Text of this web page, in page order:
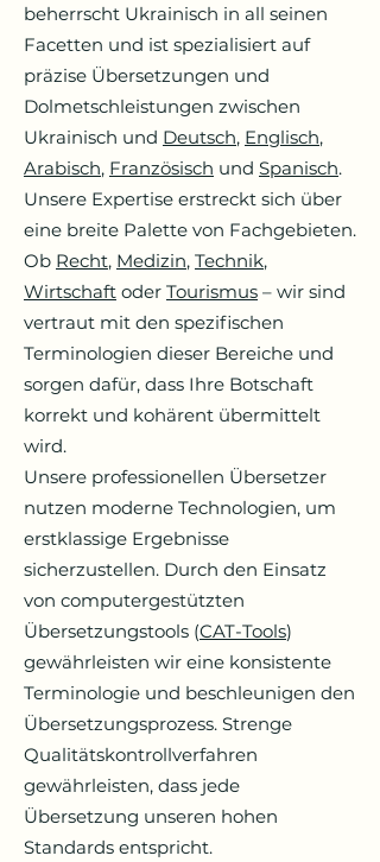
beherrscht Ukrainisch in all seinen
Facetten und ist spezialisiert auf
präzise Übersetzungen und
Dolmetschleistungen zwischen
Ukrainisch und Deutsch, Englisch,
Arabisch, Französisch und Spanisch.
Unsere Expertise erstreckt sich über
eine breite Palette von Fachgebieten.
Ob Recht, Medizin, Technik,
Wirtschaft oder Tourismus – wir sind
vertraut mit den spezifischen
Terminologien dieser Bereiche und
sorgen dafür, dass Ihre Botschaft
korrekt und kohärent übermittelt
wird.
Unsere professionellen Übersetzer
nutzen moderne Technologien, um
erstklassige Ergebnisse
sicherzustellen. Durch den Einsatz
von computergestützten
Übersetzungstools (CAT-Tools)
gewährleisten wir eine konsistente
Terminologie und beschleunigen den
Übersetzungsprozess. Strenge
Qualitätskontrollverfahren
gewährleisten, dass jede
Übersetzung unseren hohen
Standards entspricht.